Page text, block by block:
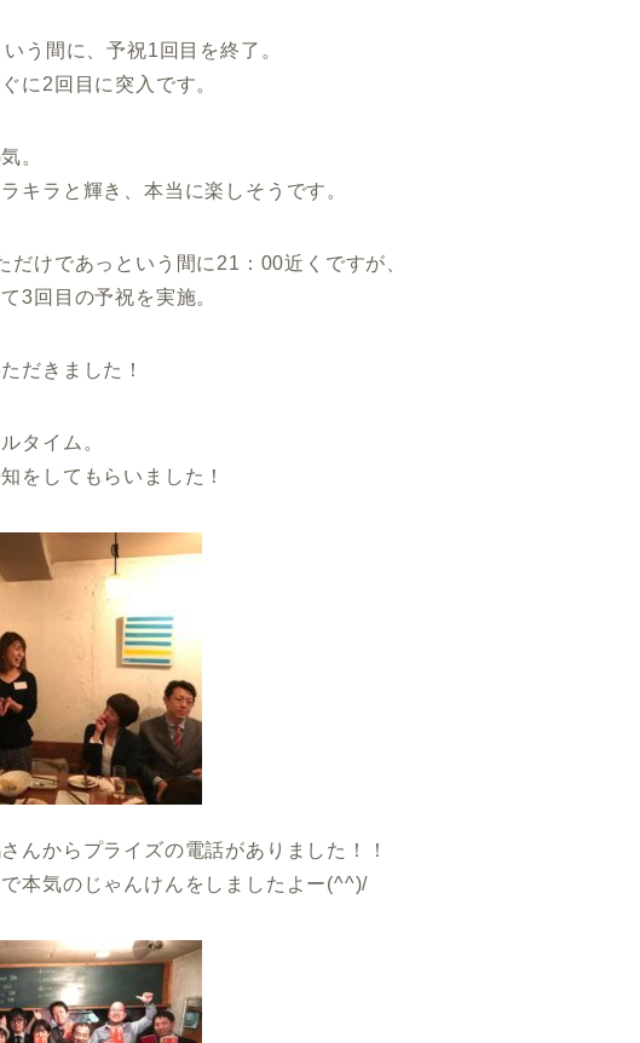
う間に、予祝1回目を終了。
に2回目に突入です。
。
キラと輝き、本当に楽しそうです。
だけであっという間に21：00近くですが、
3回目の予祝を実施。
だきました！
タイム。
をしてもらいました！
んからプライズの電話がありました！！
本気のじゃんけんをしましたよー(^^)/